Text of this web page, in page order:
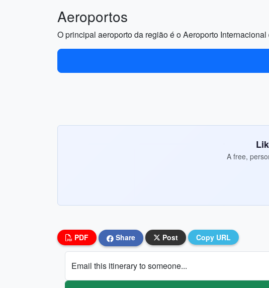
Aeroportos
O principal aeroporto da região é o Aeroporto
A free,
PDF Share Post Copy URL
Email this itinerary to someone...